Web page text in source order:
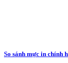
So sánh mực in chính